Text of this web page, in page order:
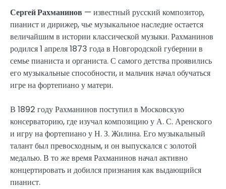
Сергей Рахманинов — известный русский композитор,
пианист и дирижер, чье музыкальное наследие остается
величайшим в истории классической музыки. Рахманинов
родился 1 апреля 1873 года в Новгородской губернии в
семье пианиста и органиста. С самого детства проявились
его музыкальные способности, и мальчик начал обучаться
игре на фортепиано у матери.
В 1892 году Рахманинов поступил в Московскую
консерваторию, где изучал композицию у А. С. Аренского
и игру на фортепиано у Н. З. Жилина. Его музыкальный
талант был превосходным, и он выпускался с золотой
медалью. В то же время Рахманинов начал активно
концертировать и добился признания как выдающийся
пианист.